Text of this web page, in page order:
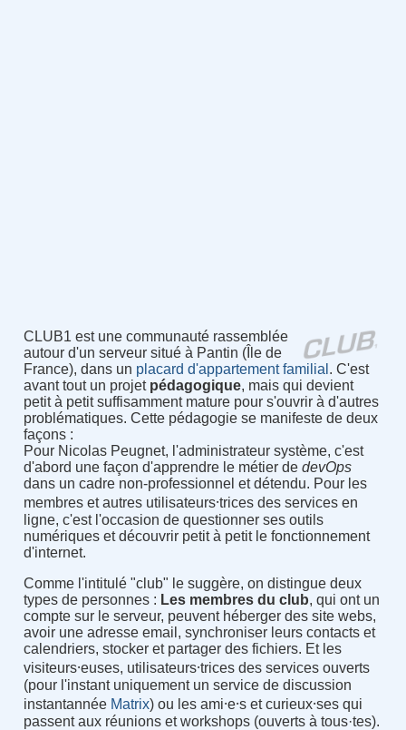
CLUB1 est une communauté rassemblée
autour d'un serveur situé à Pantin (Île de
France), dans un placard d'appartement familial . C'est
avant tout un projet pédagogique, mais qui devient
petit à petit suffisamment mature pour s'ouvrir à d'autres
problématiques. Cette pédagogie se manifeste de deux
façons :
Pour Nicolas Peugnet, l'administrateur système, c'est
d'abord une façon d'apprendre le métier de devOps
dans un cadre non-professionnel et détendu. Pour les
membres et autres utilisateurs⸱trices des services en
ligne, c'est l'occasion de questionner ses outils
numériques et découvrir petit à petit le fonctionnement
d'internet.
Comme l'intitulé "club" le suggère, on distingue deux
types de personnes : Les membres du club, qui ont un
compte sur le serveur, peuvent héberger des site webs,
avoir une adresse email, synchroniser leurs contacts et
calendriers, stocker et partager des fichiers. Et les
visiteurs⸱euses, utilisateurs⸱trices des services ouverts
(pour l'instant uniquement un service de discussion
instantannée Matrix) ou les ami⸱e⸱s et curieux⸱ses qui
passent aux réunions et workshops (ouverts à tous·tes).